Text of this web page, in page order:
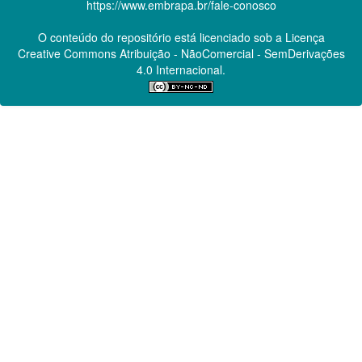
https://www.embrapa.br/fale-conosco
O conteúdo do repositório está licenciado sob a Licença
Creative CommonsAtribuição - NãoComercial - SemDerivações
4.0 Internacional.